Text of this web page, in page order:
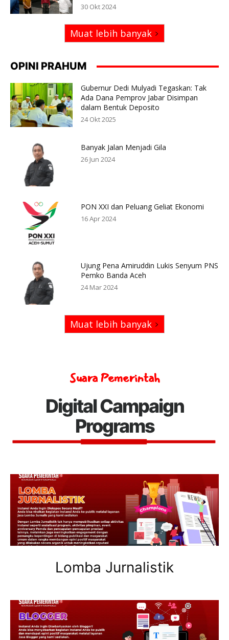
30 Okt 2024
Muat lebih banyak
OPINI PRAHUM
Gubernur Dedi Mulyadi Tegaskan: Tak
Ada Dana Pemprov Jabar Disimpan
dalam Bentuk Deposito
24 Okt 2025
Banyak Jalan Menjadi Gila
26 Jun 2024
PON XXI dan Peluang Geliat Ekonomi
16 Apr 2024
Ujung Pena Amiruddin Lukis Senyum PNS
Pemko Banda Aceh
24 Mar 2024
Muat lebih banyak
Suara Pemerintah
Digital Campaign
Programs
Lomba Jurnalistik